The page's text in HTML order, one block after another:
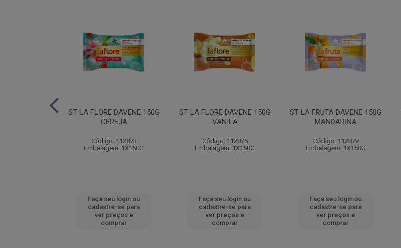
ST LA FLORE DAVENE 150G
CEREJA
Código: 112873
Embalagem: 1X150G
Faça seu login ou
cadastre-se para
ver preços e
comprar
ST LA FLORE DAVENE 150G
VANILA
Código: 112876
Embalagem: 1X150G
Faça seu login ou
cadastre-se para
ver preços e
comprar
ST LA FRUTA DAVENE 150G
MANDARINA
Código: 112879
Embalagem: 1X150G
Faça seu login ou
cadastre-se para
ver preços e
comprar